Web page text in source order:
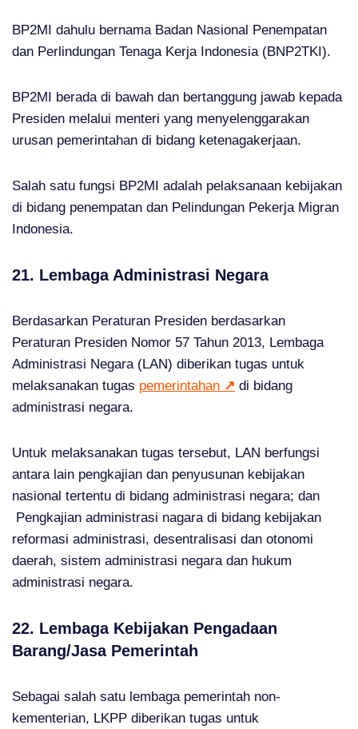
BP2MI dahulu bernama Badan Nasional Penempatan
dan Perlindungan Tenaga Kerja Indonesia (BNP2TKI).
BP2MI berada di bawah dan bertanggung jawab kepada
Presiden melalui menteri yang menyelenggarakan
urusan pemerintahan di bidang ketenagakerjaan.
Salah satu fungsi BP2MI adalah pelaksanaan kebijakan
di bidang penempatan dan Pelindungan Pekerja Migran
Indonesia.
21. Lembaga Administrasi Negara
Berdasarkan Peraturan Presiden berdasarkan
Peraturan Presiden Nomor 57 Tahun 2013, Lembaga
Administrasi Negara (LAN) diberikan tugas untuk
melaksanakan tugas pemerintahan ↗ di bidang
administrasi negara.
Untuk melaksanakan tugas tersebut, LAN berfungsi
antara lain pengkajian dan penyusunan kebijakan
nasional tertentu di bidang administrasi negara; dan
Pengkajian administrasi nagara di bidang kebijakan
reformasi administrasi, desentralisasi dan otonomi
daerah, sistem administrasi negara dan hukum
administrasi negara.
22. Lembaga Kebijakan Pengadaan
Barang/Jasa Pemerintah
Sebagai salah satu lembaga pemerintah non-
kementerian, LKPP diberikan tugas untuk